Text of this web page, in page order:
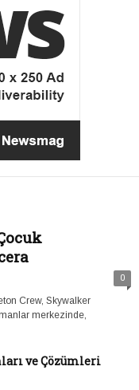
0
Crew, Skywalker
merkezinde,
ve Çözümleri